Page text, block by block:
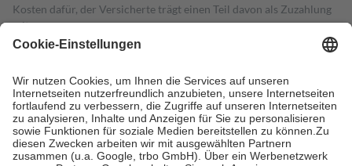
Kosten dafür, der Versicherte trägt einen Teil davon als Zuzahlung
mit.
Grundsätzlich leisten Mitglieder Zuzahlungen in Höhe von zehn
höchstens zehn Euro.
Es sind jedoch nie mehr als die tatsächlichen
Kosten der Leistung zu entrichten.
Diese Regeln gelten grundsätzlich auch für Online-Apotheken.
Bei Heilmitteln und häuslicher Krankenpflege beträgt die
Zuzahlung zehn Prozent der Kosten sowie zehn Euro je
Verordnung.